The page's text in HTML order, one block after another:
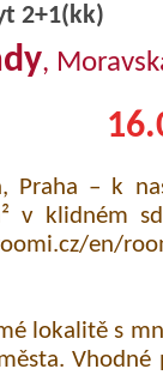
2+1(kk)
,
Praha – k
v klidném
en/
lokalitě s